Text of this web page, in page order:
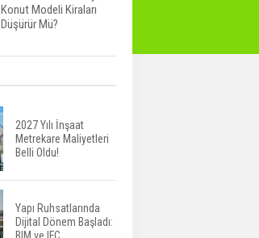
Konut Modeli Kiraları
Düşürür Mü?
Yüzde 16,2 Arttı
Konut Satışları Güçlü
Seyrini Korudu Yabancıya
Satış Geriledi
ABD'de İnşaat
2027 Yılı İnşaat
Metrekare Maliyetleri
Belli Oldu!
Yapı Ruhsatlarında
Dijital Dönem Başladı:
BIM ve IFC